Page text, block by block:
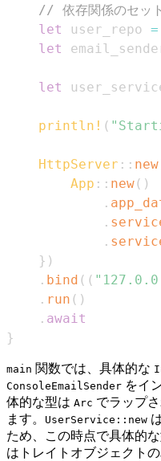
// 依存関係のセッ
let
user_repo =
let
let
println! (
HttpServer :: new
App :: new( )
.
.
.
} )
. bind ( (
. run ( )
. await
}
main 関数では、具体的な
ConsoleEmailSender をイ
体的な型は Arc でラップさ
ます。
UserService::new
ため、この時点で具体的
はトレイトオブジェクト